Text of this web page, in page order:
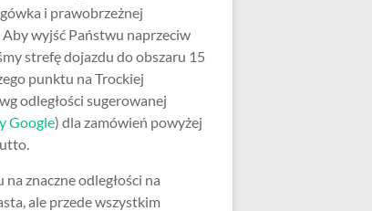
i prawobrzeżnej
Aby wyjść Państwu naprzeciw
strefę dojazdu do obszaru 15
punktu na Trockiej
odległości sugerowanej
Google) dla zamówień powyżej
na znaczne odległości na
ale przede wszystkim